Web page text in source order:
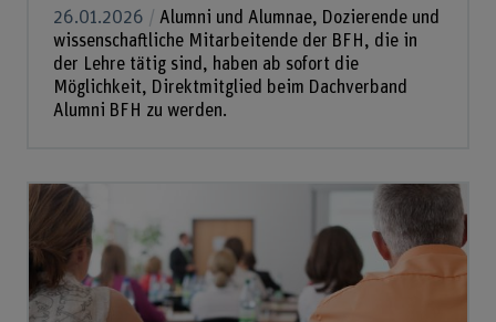
26.01.2026
Alumni und Alumnae, Dozierende und
wissenschaftliche Mitarbeitende der BFH, die in
der Lehre tätig sind, haben ab sofort die
Möglichkeit, Direktmitglied beim Dachverband
Alumni BFH zu werden.